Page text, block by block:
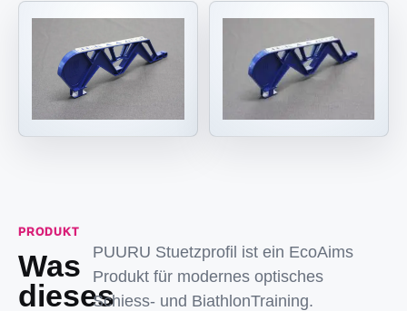
PRODUKT
Was
dieses
PUURU Stuetzprofil ist ein EcoAims
Produkt für modernes optisches
Schiess- und BiathlonTraining.